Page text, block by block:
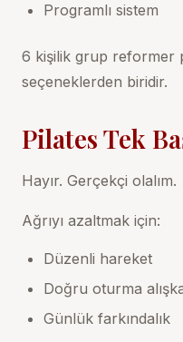
Programlı sistem
6 kişilik grup reformer
seçeneklerden biridir.
Pilates Tek
Hayır. Gerçekçi olalım.
Ağrıyı azaltmak için:
Düzenli hareket
Doğru oturma
Günlük farkındalık